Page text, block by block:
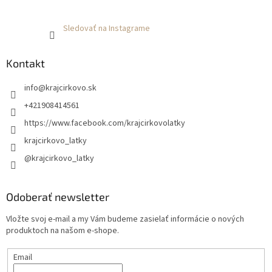
Sledovať na Instagrame
Kontakt
info@krajcirkovo.sk
+421908414561
https://www.facebook.com/krajcirkovolatky
krajcirkovo_latky
@krajcirkovo_latky
Odoberať newsletter
Vložte svoj e-mail a my Vám budeme zasielať informácie o nových
produktoch na našom e-shope.
Email